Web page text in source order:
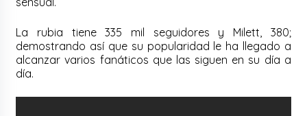
La rubia tiene 335 mil seguidores y Milett, 380;
demostrando así que su popularidad le ha llegado a
alcanzar varios fanáticos que las siguen en su día a
día.